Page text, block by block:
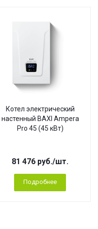
Котел электрический
настенный BAXI Ampera
Pro 45 (45 кВт)
81 476 руб./шт.
Подробнее